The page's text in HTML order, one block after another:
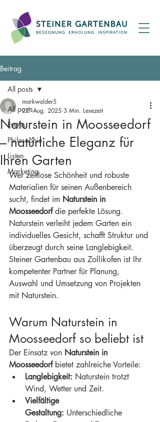
Beitrag
All posts
Events
Philosophie
Listen
Marketing
All posts
Naturstein in Moosseedorf
– natürliche Eleganz für
Ihren Garten
markwalder5
22. Aug. 2025 3 Min. Lesezeit
Wer zeitlose Schönheit und robuste
Materialien für seinen Außenbereich
sucht, findet im Naturstein in
Moosseedorf die perfekte Lösung.
Naturstein verleiht jedem Garten ein
individuelles Gesicht, schafft Struktur und
überzeugt durch seine Langlebigkeit.
Steiner Gartenbau aus Zollikofen ist Ihr
kompetenter Partner für Planung,
Auswahl und Umsetzung von Projekten
mit Naturstein.
Warum Naturstein in
Moosseedorf so beliebt ist
Der Einsatz von Naturstein in
Moosseedorf bietet zahlreiche Vorteile:
Langlebigkeit: Naturstein trotzt
Wind, Wetter und Zeit.
Vielfältige
Gestaltung: Unterschiedliche